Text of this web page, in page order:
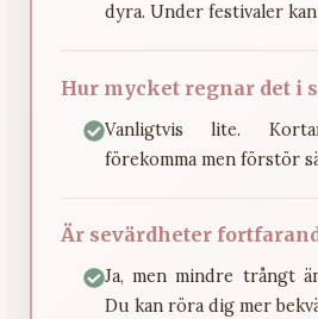
dyra. Under festivaler
Hur mycket regnar det i
Vanligtvis lite.
förekomma men förstör
Är sevärdheter
Ja, men mindre trångt
Du kan röra dig mer